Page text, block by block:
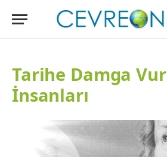
Tarihe Damga
İnsanları